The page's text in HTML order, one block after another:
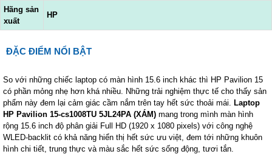
Hãng sản
xuất
HP
ĐẶC ĐIỂM NỔI BẬT
So với những chiếc laptop có màn hình 15.6 inch khác thì HP Pavilion 15
có phần mỏng nhẹ hơn khá nhiều. Những trải nghiệm thực tế cho thấy sản
phẩm này đem lại cảm giác cầm nắm trên tay hết sức thoải mái. Laptop
HP Pavilion 15-cs1008TU 5JL24PA (XÁM) mang trong mình màn hình
rộng 15.6 inch độ phân giải Full HD (1920 x 1080 pixels) với công nghệ
WLED-backlit có khả năng hiển thị hết sức ưu việt, đem tới những khuôn
hình chi tiết, trung thực và màu sắc hết sức sống động, tươi tắn.